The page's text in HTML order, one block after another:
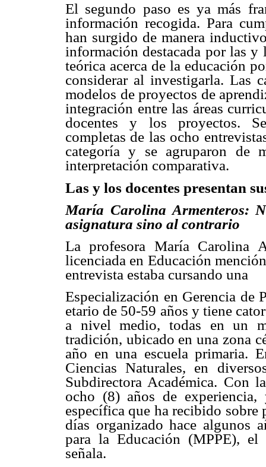
El segundo paso es ya más
información recogida. Para
han surgido de manera
información destacada por las
teórica acerca de la educación
considerar al investigarla. Las
modelos de proyectos de
integración entre las áreas
docentes y los proyectos.
completas de las ocho
categoría y se agruparon de
interpretación comparativa.
Las y los docentes presentan
María Carolina Armenteros:
asignatura sino al contrario
La profesora María Carolina
licenciada en Educación
entrevista estaba cursando una
Especialización en Gerencia de
etario de 50-59 años y tiene
a nivel medio, todas en un
tradición, ubicado en una zona
año en una escuela primaria.
Ciencias Naturales, en
Subdirectora Académica. Con
ocho (8) años de
específica que ha recibido sobre
días organizado hace algunos
para la Educación (MPPE),
señala.